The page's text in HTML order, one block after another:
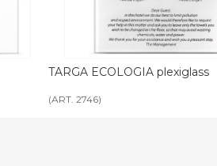
BICCHIERE PLASTICA
(ART. 2803)